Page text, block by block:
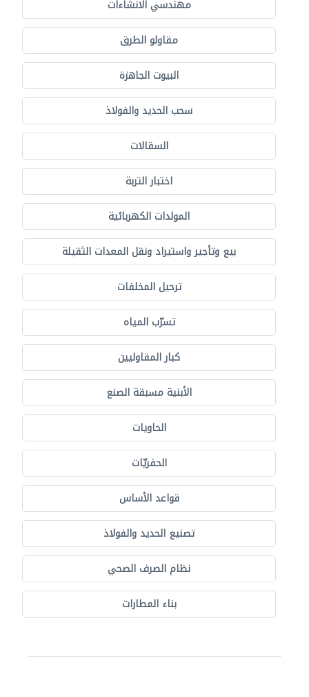
مهندسي الانشاءات
مقاولو الطرق
البيوت الجاهزة
سحب الحديد والفولاذ
السقالات
اختبار التربة
المولدات الكهربائية
بيع وتأجير واستيراد ونقل المعدات الثقيلة
ترحيل المخلفات
تسرّب المياه
كبار المقاوليين
الأبنية مسبقة الصنع
الحاويات
الحفريّات
قواعد الأساس
تصنيع الحديد والفولاذ
نظام الصرف الصحي
بناء المطارات